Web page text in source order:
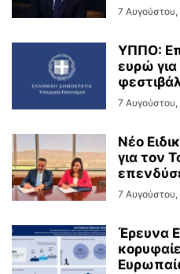
7
ΥΠΠΟ:
ευρώ
7
Νέο
για τον
7
Έρευνα